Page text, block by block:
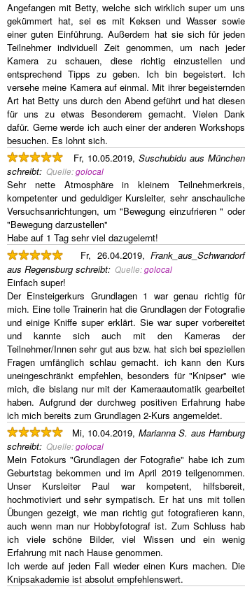
Angefangen mit Betty, welche sich wirklich super um uns
gekümmert hat, sei es mit Keksen und Wasser sowie
einer guten Einführung. Außerdem hat sie sich für jeden
Teilnehmer individuell Zeit genommen, um nach jeder
Kamera zu schauen, diese richtig einzustellen und
entsprechend Tipps zu geben. Ich bin begeistert. Ich
versehe meine Kamera auf einmal. Mit ihrer begeisternden
Art hat Betty uns durch den Abend geführt und hat diesen
für uns zu etwas Besonderem gemacht. Vielen Dank
dafür. Gerne werde ich auch einer der anderen Workshops
besuchen. Es lohnt sich.
Fr, 10.05.2019, Suschubidu aus München
schreibt: Quelle:golocal
Sehr nette Atmosphäre in kleinem Teilnehmerkreis,
kompetenter und geduldiger Kursleiter, sehr anschauliche
Versuchsanrichtungen, um "Bewegung einzufrieren " oder
"Bewegung darzustellen"
Habe auf 1 Tag sehr viel dazugelernt!
Fr, 26.04.2019, Frank_aus_Schwandorf
aus Regensburg schreibt: Quelle:golocal
Einfach super!
Der Einsteigerkurs Grundlagen 1 war genau richtig für
mich. Eine tolle Trainerin hat die Grundlagen der Fotografie
und einige Kniffe super erklärt. Sie war super vorbereitet
und kannte sich auch mit den Kameras der
Teilnehmer/Innen sehr gut aus bzw. hat sich bei speziellen
Fragen umfänglich schlau gemacht. ich kann den Kurs
uneingeschränkt empfehlen, besonders für "Knipser" wie
mich, die bislang nur mit der Kameraautomatik gearbeitet
haben. Aufgrund der durchweg positiven Erfahrung habe
ich mich bereits zum Grundlagen 2-Kurs angemeldet.
Mi, 10.04.2019, Marianna S. aus Hamburg
schreibt: Quelle:golocal
Mein Fotokurs "Grundlagen der Fotografie" habe ich zum
Geburtstag bekommen und im April 2019 teilgenommen.
Unser Kursleiter Paul war kompetent, hilfsbereit,
hochmotiviert und sehr sympatisch. Er hat uns mit tollen
Übungen gezeigt, wie man richtig gut fotografieren kann,
auch wenn man nur Hobbyfotograf ist. Zum Schluss hab
ich viele schöne Bilder, viel Wissen und ein wenig
Erfahrung mit nach Hause genommen.
Ich werde auf jeden Fall wieder einen Kurs machen. Die
Knipsakademie ist absolut empfehlenswert.